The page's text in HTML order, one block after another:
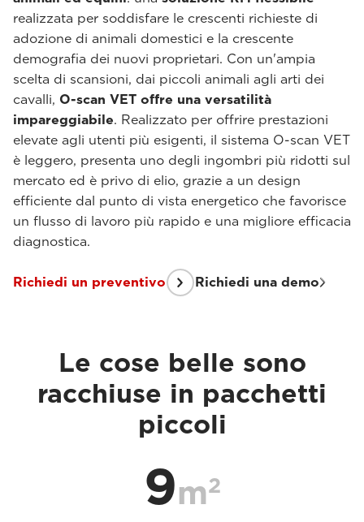
realizzata per soddisfare le crescenti richieste di
adozione di animali domestici e la crescente
demografia dei nuovi proprietari. Con un'ampia
scelta di scansioni, dai piccoli animali agli arti dei
cavalli, O-scan VET offre una versatilità
impareggiabile. Realizzato per offrire prestazioni
elevate agli utenti più esigenti, il sistema O-scan VET
è leggero, presenta uno degli ingombri più ridotti sul
mercato ed è privo di elio, grazie a un design
efficiente dal punto di vista energetico che favorisce
un flusso di lavoro più rapido e una migliore efficacia
diagnostica.
Richiedi un preventivo Richiedi una demo
Le cose belle sono
racchiuse in pacchetti
piccoli
9m2